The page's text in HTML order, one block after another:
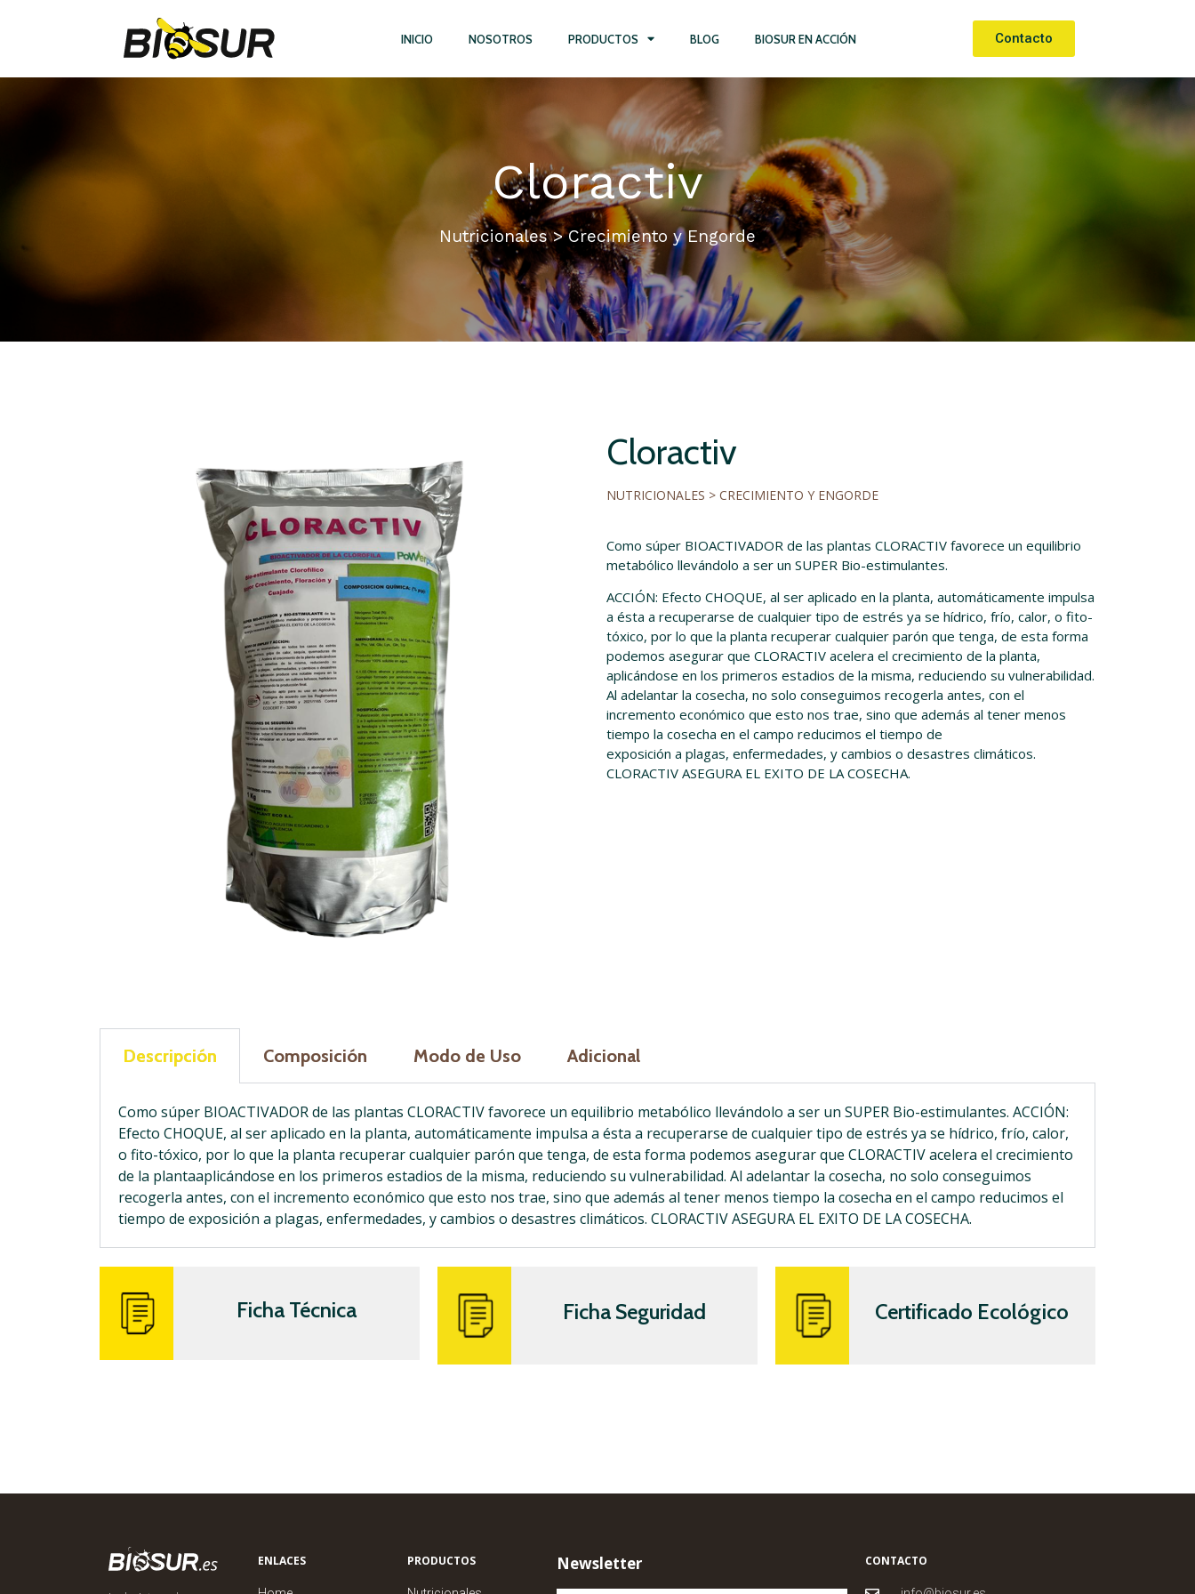
INICIO NOSOTROS PRODUCTOS BLOG BIOSUR EN ACCIÓN Contacto
Cloractiv
Nutricionales > Crecimiento y Engorde
Cloractiv
NUTRICIONALES > CRECIMIENTO Y ENGORDE
Como súper BIOACTIVADOR de las plantas CLORACTIV favorece un equilibrio
metabólico llevándolo a ser un SUPER Bio-estimulantes.
ACCIÓN: Efecto CHOQUE, al ser aplicado en la planta, automáticamente impulsa
a ésta a recuperarse de cualquier tipo de estrés ya se hídrico, frío, calor, o fito-
tóxico, por lo que la planta recuperar cualquier parón que tenga, de esta forma
podemos asegurar que CLORACTIV acelera el crecimiento de la planta,
aplicándose en los primeros estadios de la misma, reduciendo su vulnerabilidad.
Al adelantar la cosecha, no solo conseguimos recogerla antes, con el
incremento económico que esto nos trae, sino que además al tener menos
tiempo la cosecha en el campo reducimos el tiempo de
exposición a plagas, enfermedades, y cambios o desastres climáticos.
CLORACTIV ASEGURA EL EXITO DE LA COSECHA.
Descripción Composición Modo de Uso Adicional
Como súper BIOACTIVADOR de las plantas CLORACTIV favorece un equilibrio metabólico llevándolo a ser un SUPER Bio-estimulantes. ACCIÓN:
Efecto CHOQUE, al ser aplicado en la planta, automáticamente impulsa a ésta a recuperarse de cualquier tipo de estrés ya se hídrico, frío, calor,
o fito-tóxico, por lo que la planta recuperar cualquier parón que tenga, de esta forma podemos asegurar que CLORACTIV acelera el crecimiento
de la plantaaplicándose en los primeros estadios de la misma, reduciendo su vulnerabilidad. Al adelantar la cosecha, no solo conseguimos
recogerla antes, con el incremento económico que esto nos trae, sino que además al tener menos tiempo la cosecha en el campo reducimos el
tiempo de exposición a plagas, enfermedades, y cambios o desastres climáticos. CLORACTIV ASEGURA EL EXITO DE LA COSECHA.
Ficha Técnica Ficha Seguridad Certificado Ecológico
ENLACES PRODUCTOS Newsletter CONTACTO